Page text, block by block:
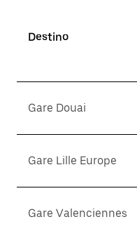
Destino
Gare Douai
Gare Lille Europe
Gare Valenciennes